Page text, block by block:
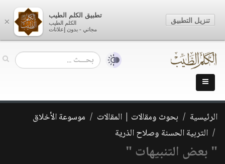
الرئيسية بحوث ومقالات | المقالات
موسوعة الأخلاق
التربية الحسنة وصلاح الذرية
" بعض التنبيهات "
×
تطبيق الكلم الطيب
الكلم الطيب
مجاني - بدون إعلانات
تنزيل التطبيق